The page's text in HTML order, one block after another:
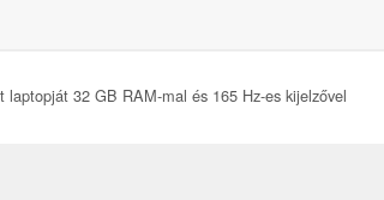
32 GB RAM-mal és 165 Hz-es kijelzővel